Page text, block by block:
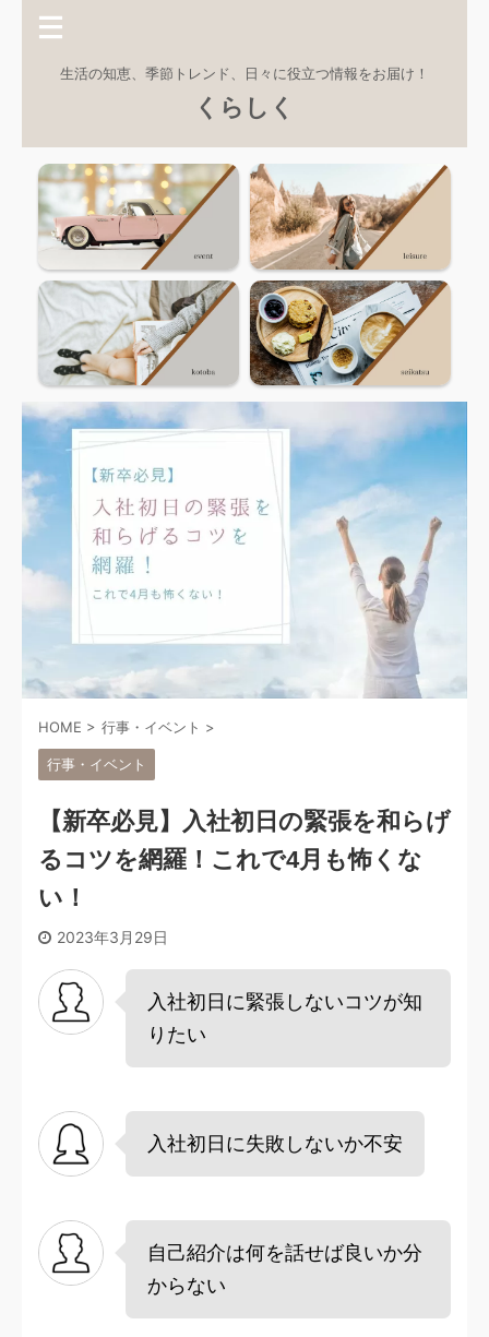
生活の知恵、季節トレンド、日々に役立つ情報をお届け！
くらしく
HOME > 行事・イベント >
行事・イベント
【新卒必見】入社初日の緊張を和らげ
るコツを網羅！これで4月も怖くな
い！
2023年3月29日
入社初日に緊張しないコツが知
りたい
入社初日に失敗しないか不安
自己紹介は何を話せば良いか分
からない